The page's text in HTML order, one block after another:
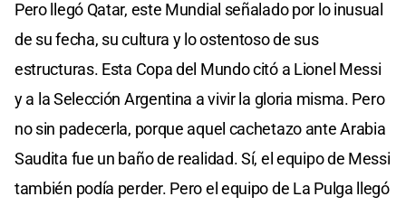
Pero llegó Qatar, este Mundial señalado por lo inusual
de su fecha, su cultura y lo ostentoso de sus
estructuras. Esta Copa del Mundo citó a Lionel Messi
y a la Selección Argentina a vivir la gloria misma. Pero
no sin padecerla, porque aquel cachetazo ante Arabia
Saudita fue un baño de realidad. Sí, el equipo de Messi
también podía perder. Pero el equipo de La Pulga llegó